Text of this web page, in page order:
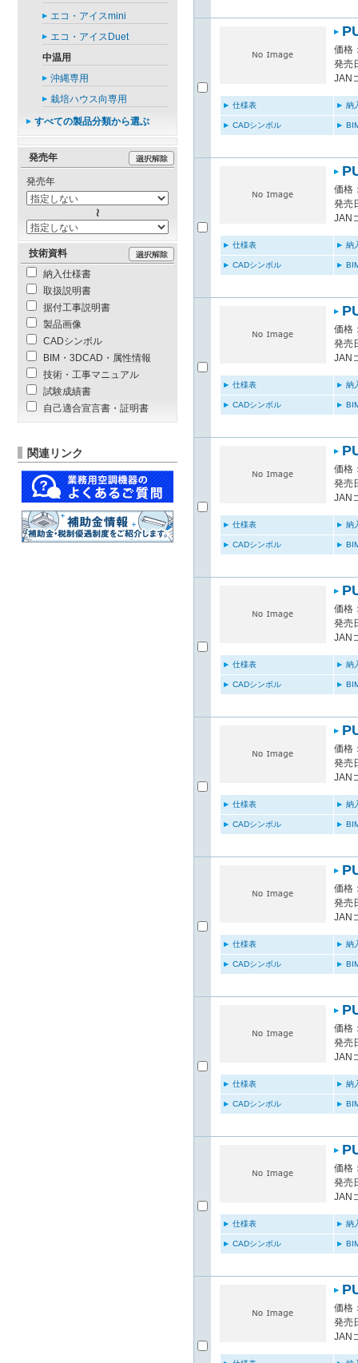
価格
発売
JAN
仕様表 納
CADシンボル
価格
発売
JAN
仕様表 納
CADシンボル
価格
発売
JAN
仕様表 納
CADシンボル
価格
発売
JAN
仕様表 納
CADシンボル
価格
発売
JAN
仕様表 納
CADシンボル
価格
発売
JAN
仕様表 納
CADシンボル
価格
発売
JAN
仕様表 納
CADシンボル
価格
発売
JAN
仕様表 納
CADシンボル
価格
発売
JAN
仕様表 納
CADシンボル
価格
発売
JAN
エコ・アイスmini
エコ・アイスDuet
中温用
沖縄専用
栽培ハウス向専用
すべての製品分類から選ぶ
発売年
発売年
技術資料
納入仕様書
取扱説明書
据付工事説明書
製品画像
CADシンボル
BIM・3DCAD・属性情報
技術・工事マニュアル
試験成績書
自己適合宣言書・証明書
関連リンク